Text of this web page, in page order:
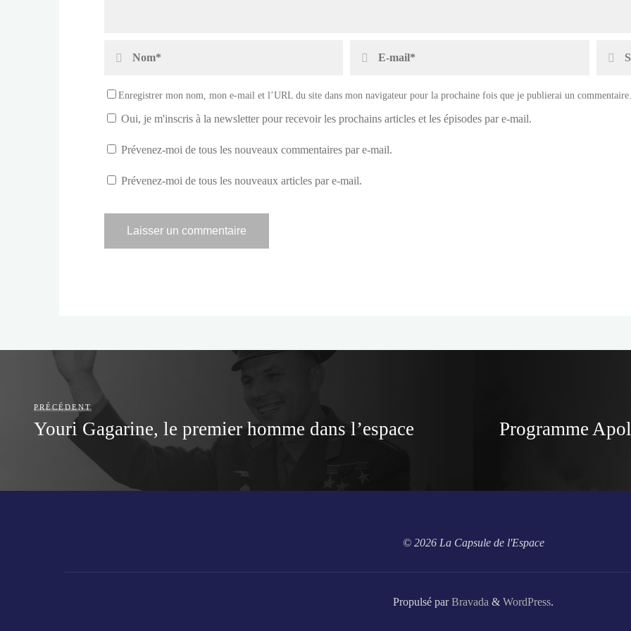
Enregistrer mon nom, mon e-mail et l’URL du site dans mon navigateur pour la prochaine fois que je publierai un commentaire.
Oui, je m'inscris à la newsletter pour recevoir les prochains articles et les épisodes par e-mail.
Prévenez-moi de tous les nouveaux commentaires par e-mail.
Prévenez-moi de tous les nouveaux articles par e-mail.
PRÉCÉDENT
Youri Gagarine, le premier homme dans l’espace Programme
© 2026 La Capsule de l'Espace
Propulsé parBravada & WordPress.